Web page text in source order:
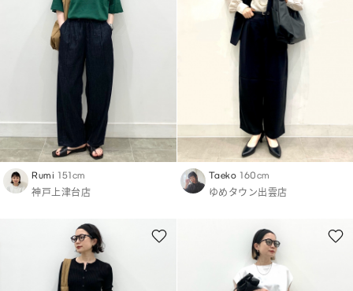
Rumi 151cm
神戸上津台店
Taeko 160cm
ゆめタウン出雲店